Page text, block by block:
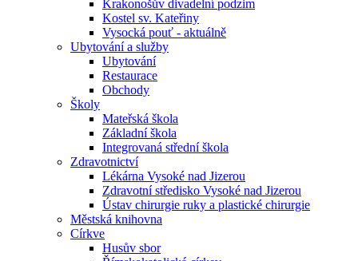
Krakonošův divadelní podzim
Kostel sv. Kateřiny
Vysocká pouť - aktuálně
Ubytování a služby
Ubytování
Restaurace
Obchody
Školy
Mateřská škola
Základní škola
Integrovaná střední škola
Zdravotnictví
Lékárna Vysoké nad Jizerou
Zdravotní středisko Vysoké nad Jizerou
Ústav chirurgie ruky a plastické chirurgie
Městská knihovna
Církve
Husův sbor